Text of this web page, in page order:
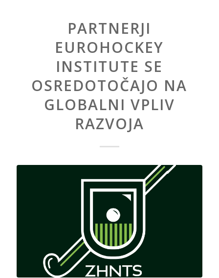
PARTNERJI
EUROHOCKEY
INSTITUTE SE
OSREDOTOČAJO NA
GLOBALNI VPLIV
RAZVOJA